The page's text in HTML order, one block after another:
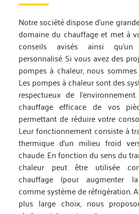
Notre société dispose d’une
domaine du chauffage et met à
conseils avisés ainsi qu’un
personnalisé. Si vous avez des
pompes à chaleur, nous
Les pompes à chaleur sont des
respectueux de
chauffage efficace de vos
permettant de réduire votre
Leur fonctionnement consiste à
thermique d’un milieu froid
chaude. En fonction du sens du
chaleur peut être utilisée
chauffage (pour augmenter
comme système de réfrigération.
plus large choix, nous